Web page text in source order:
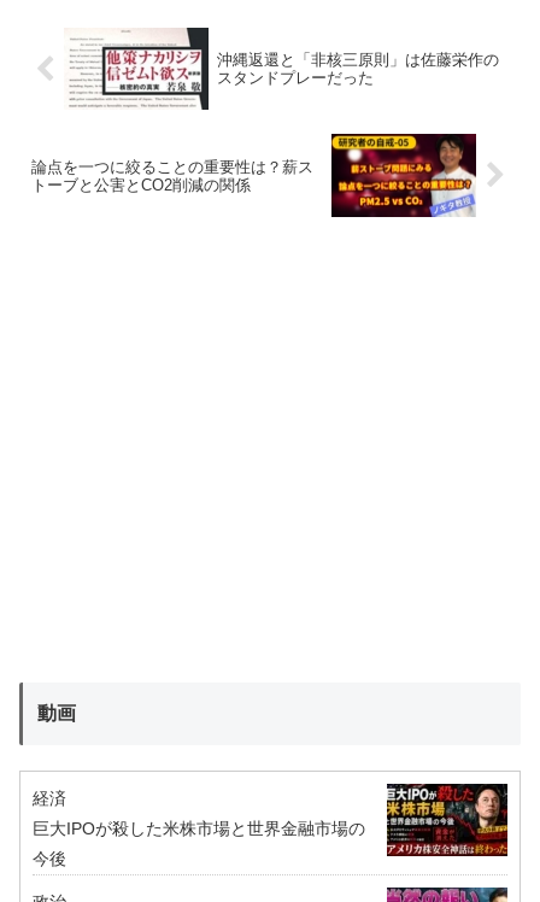
沖縄返還と「非核三原則」は佐藤栄作の
スタンドプレーだった
論点を一つに絞ることの重要性は？薪ス
トーブと公害とCO2削減の関係
動画
経済
巨大IPOが殺した米株市場と世界金融市場の
今後